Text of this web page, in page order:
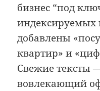
бизнес “под
индексируемых
добавлены
квартир» и
Свежие тексты
вовлекающий